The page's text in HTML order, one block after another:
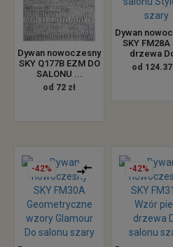
Dywan nowoczesny
SKY Q177B EZM DO
SALONU ...
od 72 zł
Dywan
SKY
drzewa
od 124.37
-42% -42%